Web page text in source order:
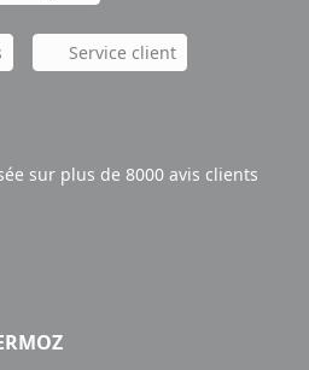
Service client
sur plus de 8000 avis clients